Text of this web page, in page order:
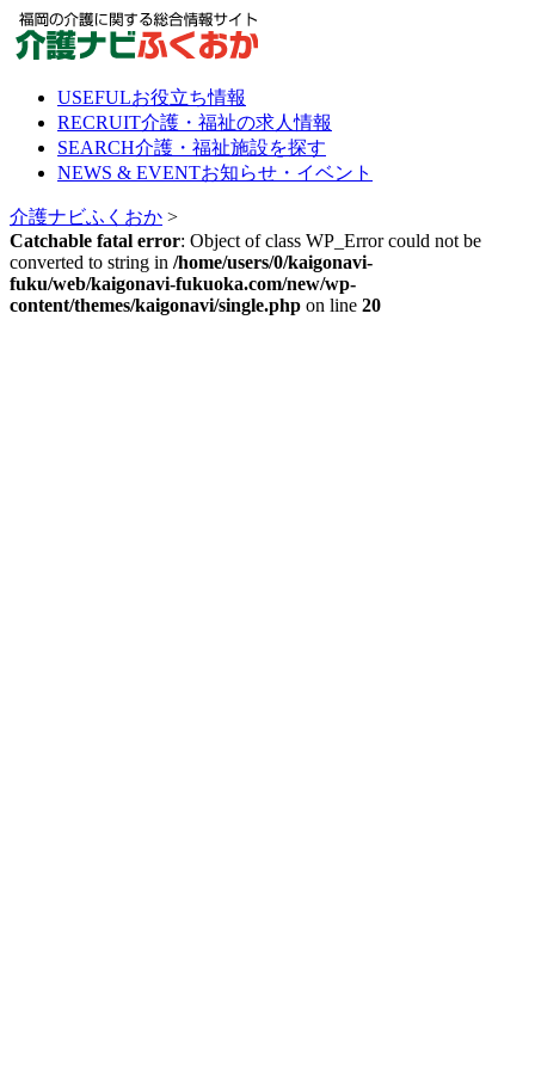
Skip
to
content
USEFULお役立ち情報
RECRUIT介護・福祉の求人情報
SEARCH介護・福祉施設を探す
NEWS & EVENTお知らせ・イベント
介護ナビふくおか >
Catchable fatal error: Object of class WP_Error could not be
converted to string in /home/users/0/kaigonavi-
fuku/web/kaigonavi-fukuoka.com/new/wp-
content/themes/kaigonavi/single.php on line 20